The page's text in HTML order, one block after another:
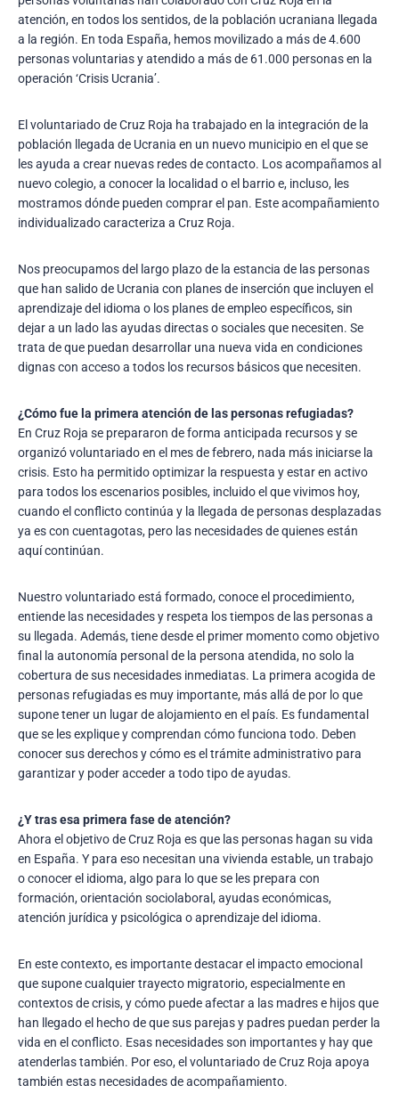
atención, en todos los sentidos, de la población ucraniana llegada
a la región. En toda España, hemos movilizado a más de 4.600
personas voluntarias y atendido a más de 61.000 personas en la
operación ‘Crisis Ucrania’.
El voluntariado de Cruz Roja ha trabajado en la integración de la
población llegada de Ucrania en un nuevo municipio en el que se
les ayuda a crear nuevas redes de contacto. Los acompañamos al
nuevo colegio, a conocer la localidad o el barrio e, incluso, les
mostramos dónde pueden comprar el pan. Este acompañamiento
individualizado caracteriza a Cruz Roja.
Nos preocupamos del largo plazo de la estancia de las personas
que han salido de Ucrania con planes de inserción que incluyen el
aprendizaje del idioma o los planes de empleo específicos, sin
dejar a un lado las ayudas directas o sociales que necesiten. Se
trata de que puedan desarrollar una nueva vida en condiciones
dignas con acceso a todos los recursos básicos que necesiten.
¿Cómo fue la primera atención de las personas refugiadas?
En Cruz Roja se prepararon de forma anticipada recursos y se
organizó voluntariado en el mes de febrero, nada más iniciarse la
crisis. Esto ha permitido optimizar la respuesta y estar en activo
para todos los escenarios posibles, incluido el que vivimos hoy,
cuando el conflicto continúa y la llegada de personas desplazadas
ya es con cuentagotas, pero las necesidades de quienes están
aquí continúan.
Nuestro voluntariado está formado, conoce el procedimiento,
entiende las necesidades y respeta los tiempos de las personas a
su llegada. Además, tiene desde el primer momento como objetivo
final la autonomía personal de la persona atendida, no solo la
cobertura de sus necesidades inmediatas. La primera acogida de
personas refugiadas es muy importante, más allá de por lo que
supone tener un lugar de alojamiento en el país. Es fundamental
que se les explique y comprendan cómo funciona todo. Deben
conocer sus derechos y cómo es el trámite administrativo para
garantizar y poder acceder a todo tipo de ayudas.
¿Y tras esa primera fase de atención?
Ahora el objetivo de Cruz Roja es que las personas hagan su vida
en España. Y para eso necesitan una vivienda estable, un trabajo
o conocer el idioma, algo para lo que se les prepara con
formación, orientación sociolaboral, ayudas económicas,
atención jurídica y psicológica o aprendizaje del idioma.
En este contexto, es importante destacar el impacto emocional
que supone cualquier trayecto migratorio, especialmente en
contextos de crisis, y cómo puede afectar a las madres e hijos que
han llegado el hecho de que sus parejas y padres puedan perder la
vida en el conflicto. Esas necesidades son importantes y hay que
atenderlas también. Por eso, el voluntariado de Cruz Roja apoya
también estas necesidades de acompañamiento.